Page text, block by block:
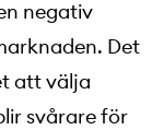
negativ
Det
att välja
svårare för